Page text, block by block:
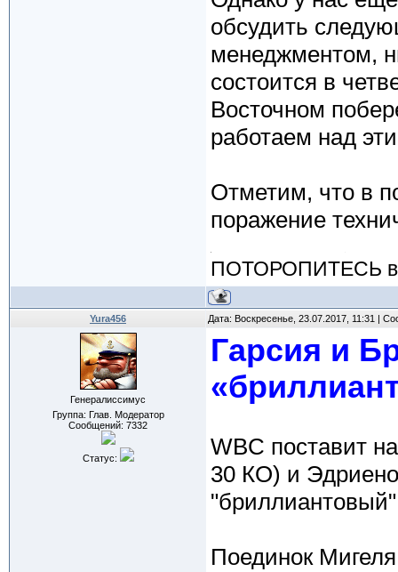
обсудить
менеджментом,
состоится в
Восточном
работаем над
Отметим, что в
поражение
ПОТОРОПИТЕСЬ
Yura456 Дата: Воскресенье, 23.07.2017, 11:31 |
Генералиссимус
Группа: Глав. Модератор
Сообщений: 7332
Статус:
Гарсия и
WBC поставит
30 КО) и
Поединок